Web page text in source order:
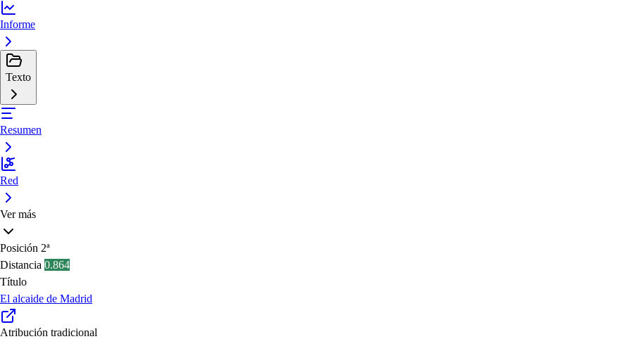
Informe
Texto
Resumen
Red
Ver más
Posición 2ª
Distancia 0.864
Título
El alcaide de Madrid
Atribución tradicional